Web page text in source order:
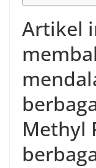
Artikel
Methyl